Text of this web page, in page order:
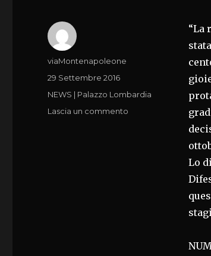
“La
Lo
Autore
viaMontenapoleone
Pubblicato
29 Settembre 2016
Categorie
NEWS | Palazzo Lombardia
Lascia un commento
D’ANFO/